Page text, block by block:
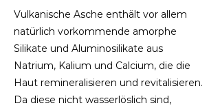
Vulkanische Asche enthält vor allem
natürlich vorkommende amorphe
Silikate und Aluminosilikate aus
Natrium, Kalium und Calcium, die die
Haut remineralisieren und revitalisieren.
Da diese nicht wasserlöslich sind,